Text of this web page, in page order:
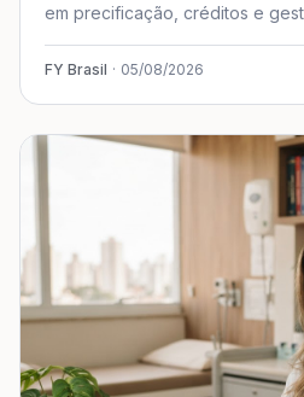
em precificação, créditos e
FY Brasil · 05/08/2026